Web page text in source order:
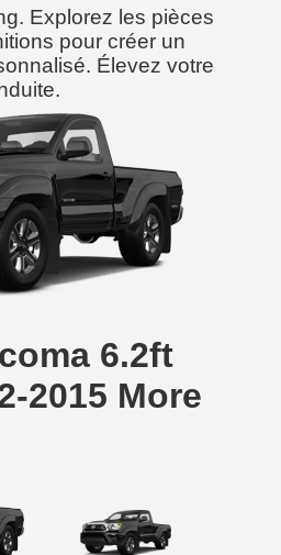
Explorez les pièces
pour créer un
Élevez votre
6.2ft
2015 More